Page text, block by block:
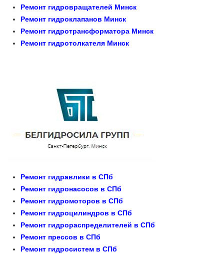
Ремонт гидровращателей Минск
Ремонт гидроклапанов Минск
Ремонт гидротрансформатора Минск
Ремонт гидротолкателя Минск
Ремонт гидравлики в СПб
Ремонт гидронасосов в СПб
Ремонт гидромоторов в СПб
Ремонт гидроцилиндров в СПб
Ремонт гидрораспределителей в СПб
Ремонт прессов в СПб
Ремонт гидросистем в СПб